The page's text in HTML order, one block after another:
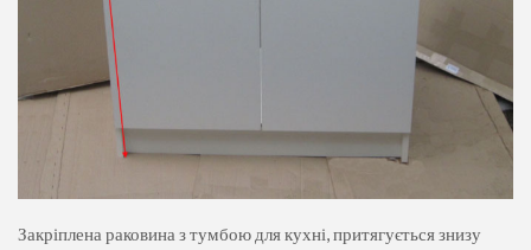
Закріплена раковина з тумбою для кухні, притягується знизу